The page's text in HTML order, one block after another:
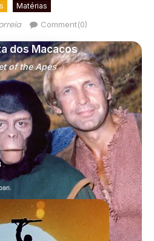
Matérias
Comment(0)
of the Apes
dos Macacos
.